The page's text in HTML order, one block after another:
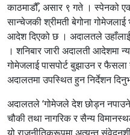
काठमाडौँ, असार ९ गते । स्पेनको
सान्चेजकी श्रीमती बेगोना गोमेजलाई
आदेश दिएको छ । अदालतले
। शनिबार जारी अदालती आदेशमा
गोमेजलाई पासपोर्ट बुझाउन र
अदालतमा उपस्थित हुन निर्देशन
अदालतले ‘गोमेजले देश छोड्न नपाउने
चौकी तथा नागरिक र सैन्य